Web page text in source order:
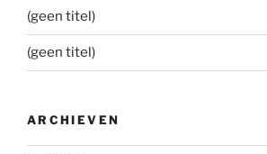
(geen titel)
(geen titel)
ARCHIEVEN